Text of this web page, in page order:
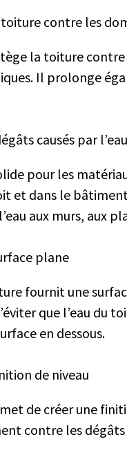
contre les
ège la toiture contre
Il prolonge
causés par l’eau
pour les
et dans le
aux murs, aux
plane
fournit une
que l’eau du
en dessous.
de niveau
de créerune
contre les dégâts